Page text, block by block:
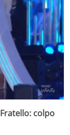
colpo